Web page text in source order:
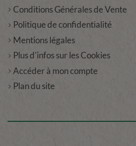
Conditions Générales de Vente
Politique de confidentialité
Mentions légales
Plus d'infos sur les Cookies
Accéder à mon compte
Plan du site